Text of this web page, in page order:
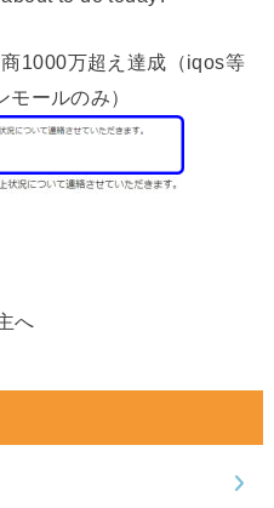
1000万超え達成（iqos等
ールのみ）
へ